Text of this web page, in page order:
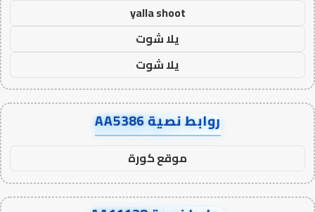
yalla shoot
يلا شوت
يلا شوت
روابط نصية AA5386
موقع كورة